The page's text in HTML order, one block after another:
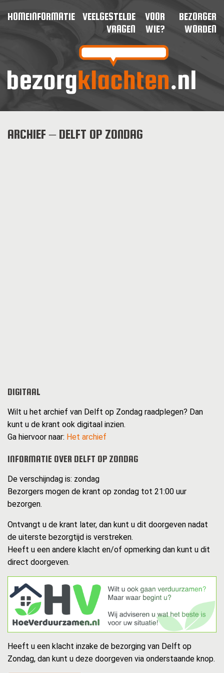
HOMEINFORMATIE
VEELGESTELDE
VRAGEN
VOOR
WIE?
BEZORGER
WORDEN
ARCHIEF – DELFT OP ZONDAG
DIGITAAL
Wilt u het archief van Delft op Zondag raadplegen? Dan
kunt u de krant ook digitaal inzien.
Ga hiervoor naar: Het archief
INFORMATIE OVER DELFT OP ZONDAG
De verschijndag is: zondag
Bezorgers mogen de krant op zondag tot 21:00 uur
bezorgen.
Ontvangt u de krant later, dan kunt u dit doorgeven nadat
de uiterste bezorgtijd is verstreken.
Heeft u een andere klacht en/of opmerking dan kunt u dit
direct doorgeven.
Heeft u een klacht inzake de bezorging van Delft op
Zondag, dan kunt u deze doorgeven via onderstaande knop.